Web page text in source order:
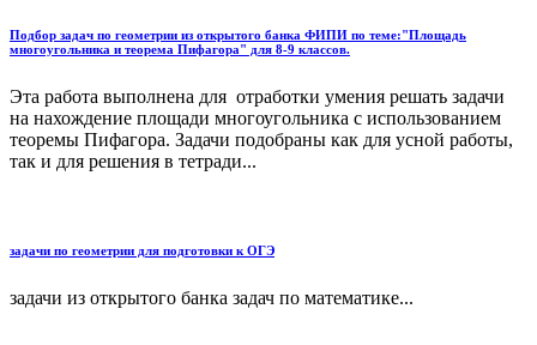
Подбор задач по геометрии из открытого банка ФИПИ по теме:"Площадь
многоугольника и теорема Пифагора" для 8-9 классов.
Эта работа выполнена для отработки умения решать задачи
на нахождение площади многоугольника с использованием
теоремы Пифагора. Задачи подобраны как для усной работы,
так и для решения в тетради...
задачи по геометрии для подготовки к ОГЭ
задачи из открытого банка задач по математике...